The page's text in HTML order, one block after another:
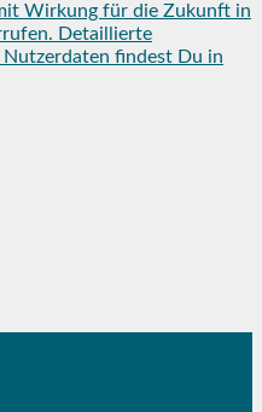
Wirkung für die Zukunft in
Detaillierte
findest Du in